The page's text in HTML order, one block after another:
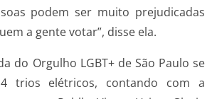
podem ser muito prejudicadas
a gente votar”, disse ela.
do Orgulho LGBT+ de São Paulo se
trios elétricos, contando com a